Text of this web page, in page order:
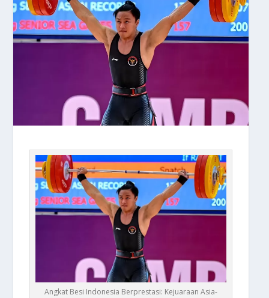
Angkat Besi Indonesia Berprestasi: Kejuaraan Asia-